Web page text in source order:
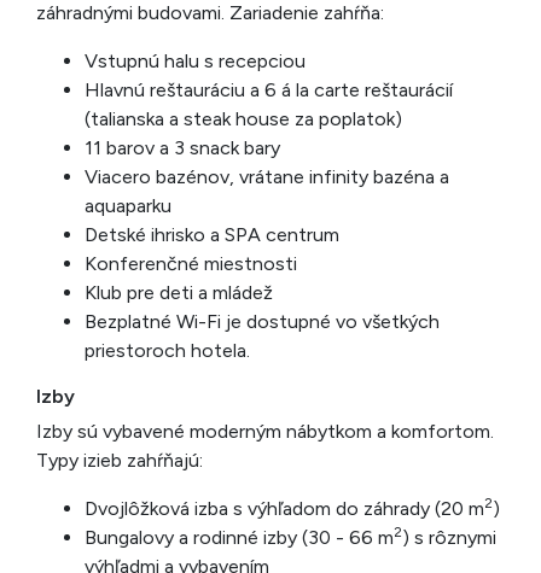
záhradnými budovami. Zariadenie zahŕňa:
Vstupnú halu s recepciou
Hlavnú reštauráciu a 6 á la carte reštaurácií
(talianska a steak house za poplatok)
11 barov a 3 snack bary
Viacero bazénov, vrátane infinity bazéna a
aquaparku
Detské ihrisko a SPA centrum
Konferenčné miestnosti
Klub pre deti a mládež
Bezplatné Wi-Fi je dostupné vo všetkých
priestoroch hotela.
Izby
Izby sú vybavené moderným nábytkom a komfortom.
Typy izieb zahŕňajú:
Dvojlôžková izba s výhľadom do záhrady (20 m2)
Bungalovy a rodinné izby (30 - 66 m2) s rôznymi
výhľadmi a vybavením